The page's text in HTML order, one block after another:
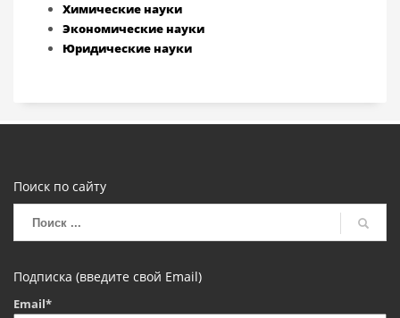
Химические науки
Экономические науки
Юридические науки
Поиск по сайту
Подписка (введите свой Email)
Email*